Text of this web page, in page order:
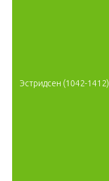
Эстридсен (1042-1412)